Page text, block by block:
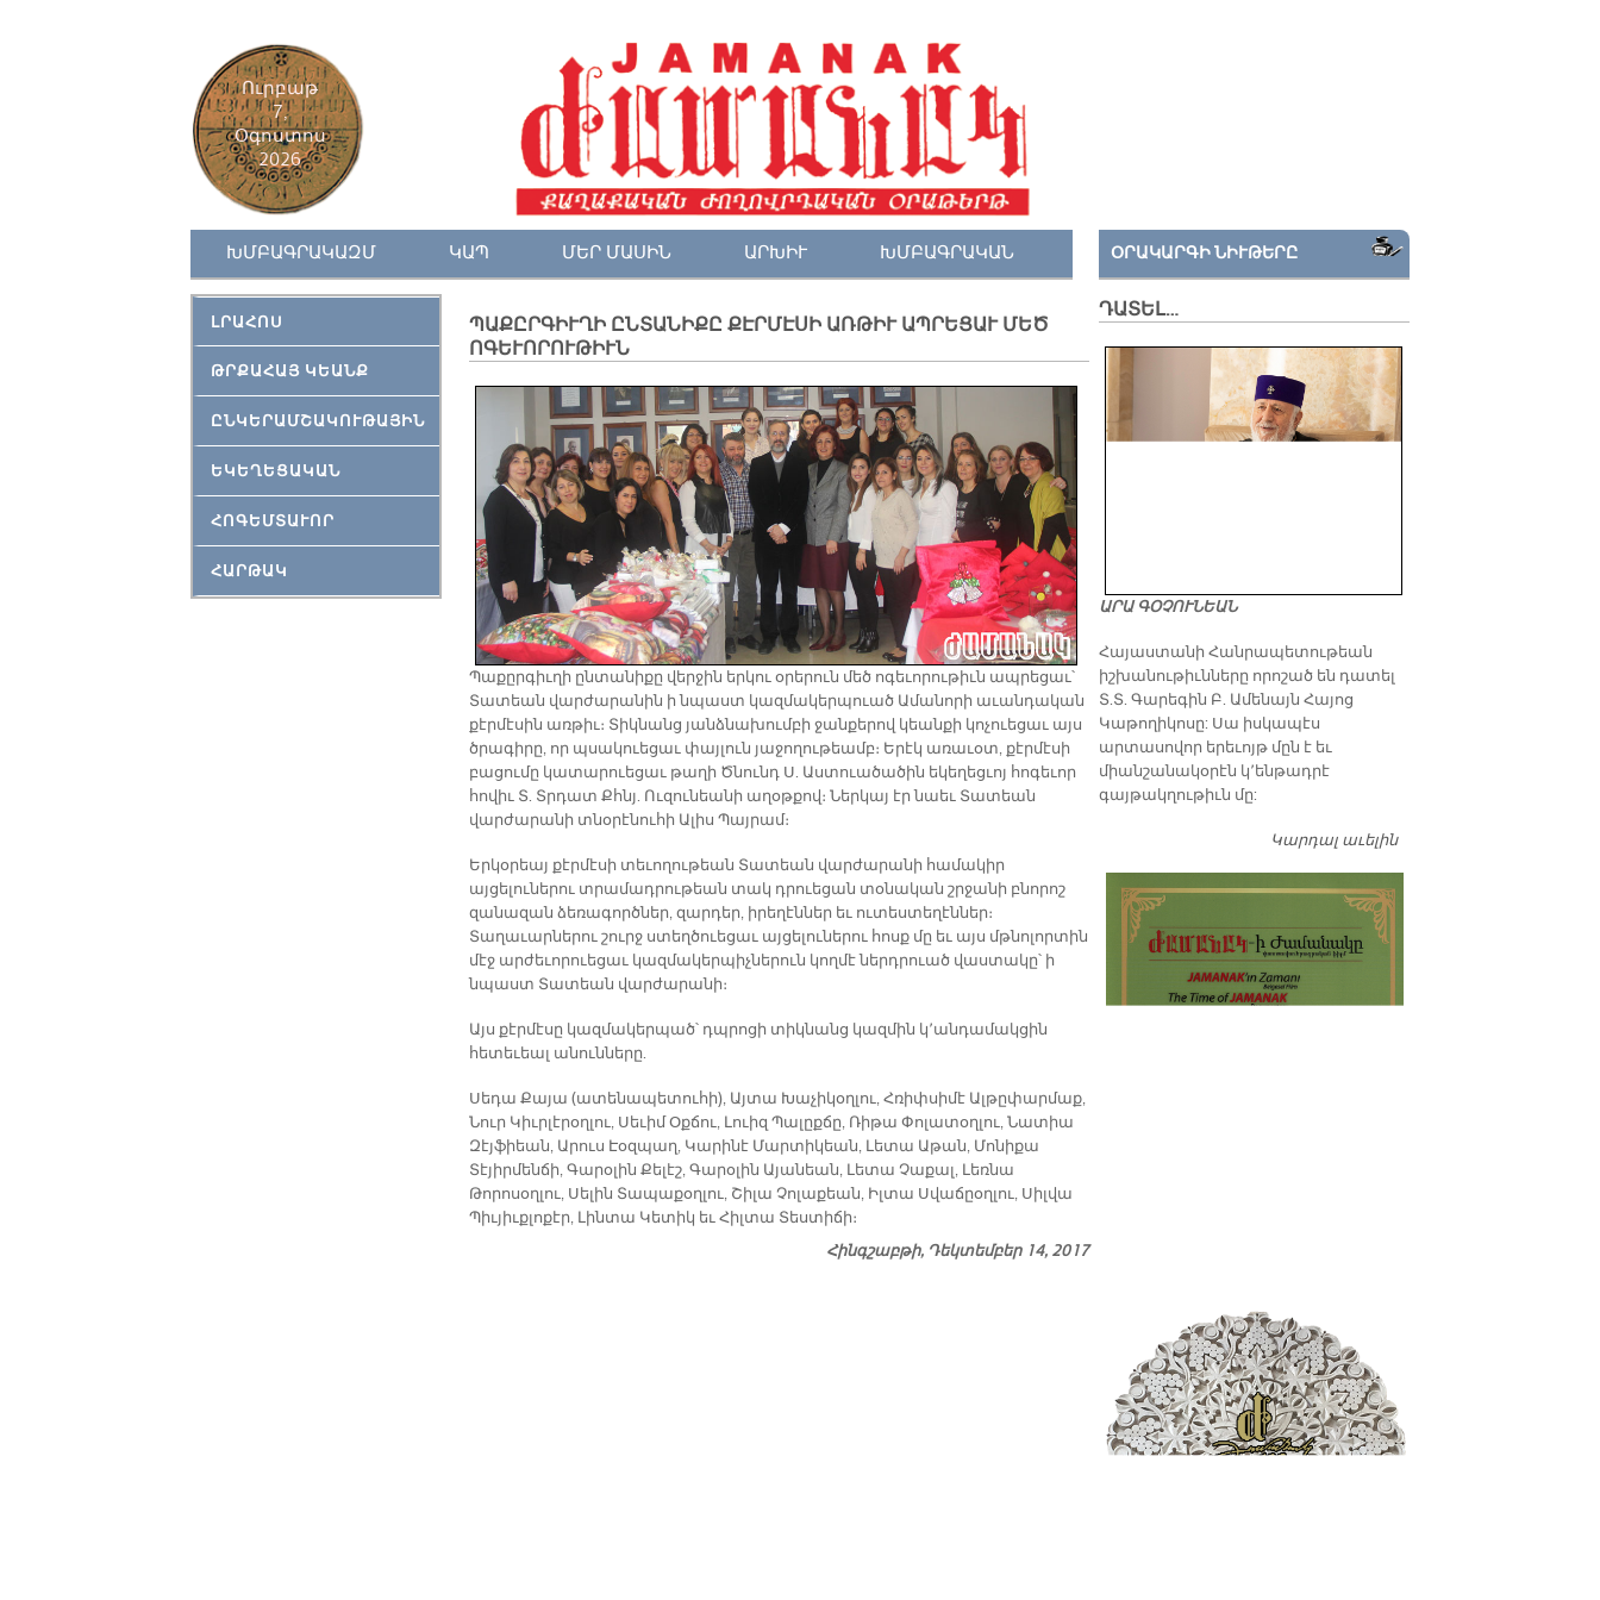
Ուրբաթ
7,
Օգոստոս
2026
ԽՄԲԱԳՐԱԿԱԶՄ ԿԱՊ ՄԵՐ ՄԱՍԻՆ ԱՐԽԻՒ ԽՄԲԱԳՐԱԿԱՆ
ԼՐԱՀՈՍ
ԹՐՔԱՀԱՅ ԿԵԱՆՔ
ԸՆԿԵՐԱՄՇԱԿՈՒԹԱՅԻՆ
ԵԿԵՂԵՑԱԿԱՆ
ՀՈԳԵՄՏԱՒՈՐ
ՀԱՐԹԱԿ
ՊԱՔԸՐԳԻՒՂԻ ԸՆՏԱՆԻՔԸ ՔԷՐՄԷՍԻ ԱՌԹԻՒ ԱՊՐԵՑԱՒ ՄԵԾ
ՈԳԵՒՈՐՈՒԹԻՒՆ
Պաքըրգիւղի ընտանիքը վերջին երկու օրերուն մեծ ոգեւորութիւն ապրեցաւ՝
Տատեան վարժարանին ի նպաստ կազմակերպուած Ամանորի աւանդական
քէրմէսին առթիւ։ Տիկնանց յանձնախումբի ջանքերով կեանքի կոչուեցաւ այս
ծրագիրը, որ պսակուեցաւ փայլուն յաջողութեամբ։ Երէկ առաւօտ, քէրմէսի
բացումը կատարուեցաւ թաղի Ծնունդ Ս. Աստուածածին եկեղեցւոյ հոգեւոր
հովիւ Տ. Տրդատ Քհնյ. Ուզունեանի աղօթքով։ Ներկայ էր նաեւ Տատեան
վարժարանի տնօրէնուհի Ալիս Պայրամ։
Երկօրեայ քէրմէսի տեւողութեան Տատեան վարժարանի համակիր
այցելուներու տրամադրութեան տակ դրուեցան տօնական շրջանի բնորոշ
զանազան ձեռագործներ, զարդեր, իրեղէններ եւ ուտեստեղէններ։
Տաղաւարներու շուրջ ստեղծուեցաւ այցելուներու հոսք մը եւ այս մթնոլորտին
մէջ արժեւորուեցաւ կազմակերպիչներուն կողմէ ներդրուած վաստակը՝ ի
նպաստ Տատեան վարժարանի։
Այս քէրմէսը կազմակերպած՝ դպրոցի տիկնանց կազմին կ՚անդամակցին
հետեւեալ անունները.
Սեդա Քայա (ատենապետուհի), Այտա Խաչիկօղլու, Հռիփսիմէ Ալթըփարմաք,
Նուր Կիւրլէրօղլու, Սեւիմ Օքճու, Լուիզ Պալըքճը, Ռիթա Փոլատօղլու, Նատիա
Զէյֆիեան, Արուս Էօզպաղ, Կարինէ Մարտիկեան, Լետա Աթան, Մոնիքա
Տէյիրմենճի, Գարօլին Քելէշ, Գարօլին Այանեան, Լետա Չաքալ, Լեռնա
Թորոսօղլու, Սելին Տապաքօղլու, Շիլա Չոլաքեան, Իլտա Սվաճըօղլու, Սիլվա
Պիւյիւքլոքէր, Լինտա Կետիկ եւ Հիլտա Տեստիճի։
Հինգշաբթի, Դեկտեմբեր 14, 2017
ՕՐԱԿԱՐԳԻ ՆԻՒԹԵՐԸ
ԴԱՏԵԼ…
ԱՐԱ ԳՕՉՈՒՆԵԱՆ
​Հայաստանի Հանրապետութեան
իշխանութիւնները որոշած են դատել
Տ.Տ. Գարեգին Բ. Ամենայն Հայոց
Կաթողիկոսը: Սա իսկապէս
արտասովոր երեւոյթ մըն է եւ
միանշանակօրէն կ՚ենթադրէ
գայթակղութիւն մը:
Կարդալ աւելինԴատել…